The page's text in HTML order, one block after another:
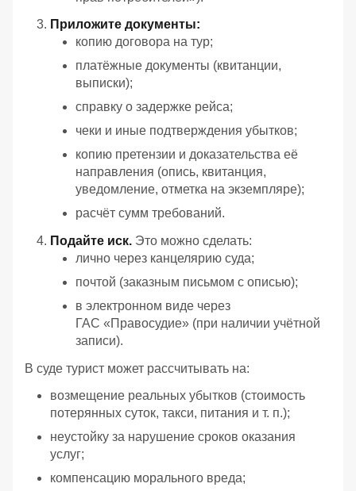
Приложите документы:
копию договора на тур;
платёжные документы (квитанции,
выписки);
справку о задержке рейса;
чеки и иные подтверждения убытков;
копию претензии и доказательства её
направления (опись, квитанция,
уведомление, отметка на экземпляре);
расчёт сумм требований.
Подайте иск. Это можно сделать:
лично через канцелярию суда;
почтой (заказным письмом с описью);
в электронном виде через
ГАС «Правосудие» (при наличии учётной
записи).
В суде турист может рассчитывать на:
возмещение реальных убытков (стоимость
потерянных суток, такси, питания и т. п.);
неустойку за нарушение сроков оказания
услуг;
компенсацию морального вреда;